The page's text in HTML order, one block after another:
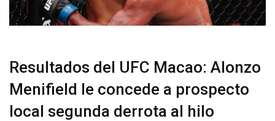
Resultados del UFC Macao: Alonzo
Menifield le concede a prospecto
local segunda derrota al hilo